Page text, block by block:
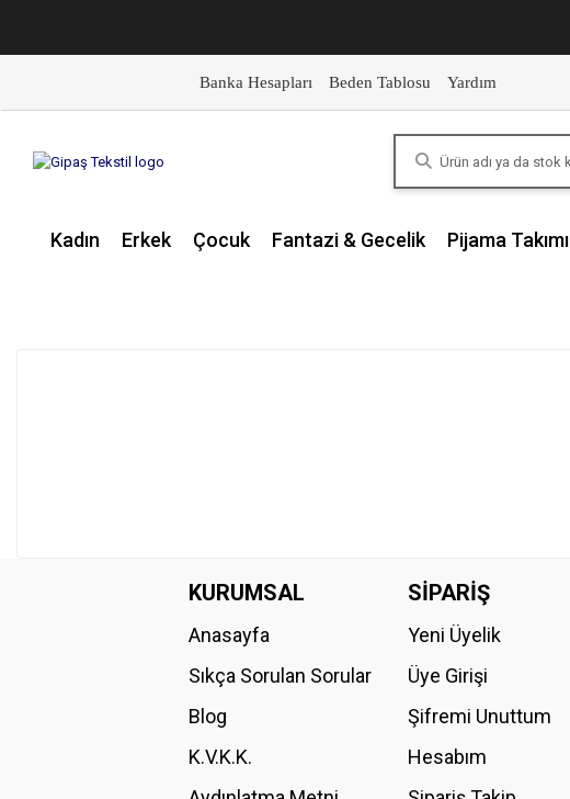
Banka Hesapları Beden Tablosu Yardım
Kadın Erkek Çocuk Fantazi & Gecelik Pijama Takımı
KURUMSAL
Anasayfa
Sıkça Sorulan Sorular
Blog
K.V.K.K.
SİPARİŞ
Yeni Üyelik
Üye Girişi
Şifremi Unuttum
Hesabım